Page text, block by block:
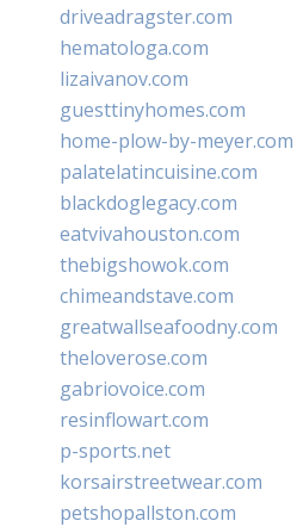
driveadragster.com
hematologa.com
lizaivanov.com
guesttinyhomes.com
home-plow-by-meyer.com
palatelatincuisine.com
blackdoglegacy.com
eatvivahouston.com
thebigshowok.com
chimeandstave.com
greatwallseafoodny.com
theloverose.com
gabriovoice.com
resinflowart.com
p-sports.net
korsairstreetwear.com
petshopallston.com